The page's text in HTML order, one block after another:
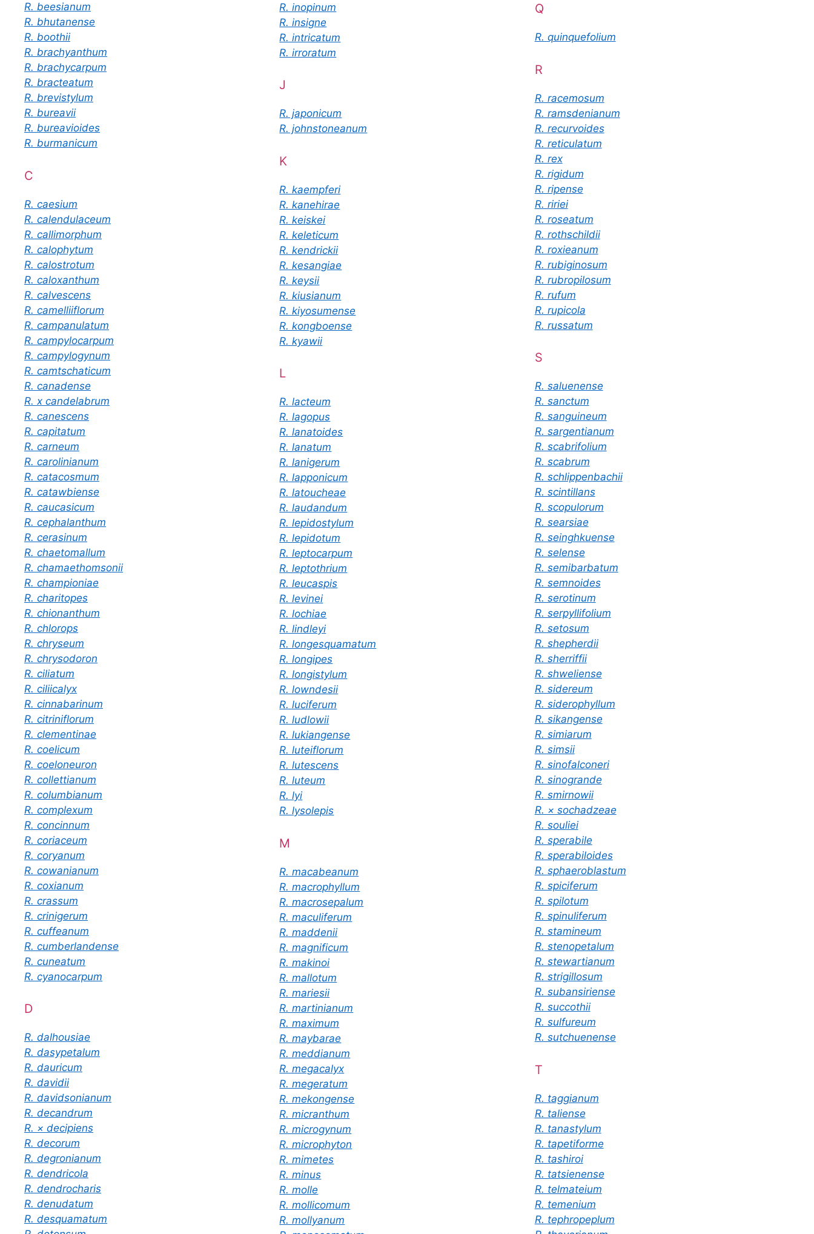
R. beesianum
R. bhutanense
R. boothii
R. brachyanthum
R. brachycarpum
R. bracteatum
R. brevistylum
R. bureavii
R. bureavioides
R. burmanicum
C
R. caesium
R. calendulaceum
R. callimorphum
R. calophytum
R. calostrotum
R. caloxanthum
R. calvescens
R. camelliiflorum
R. campanulatum
R. campylocarpum
R. campylogynum
R. camtschaticum
R. canadense
R. x candelabrum
R. canescens
R. capitatum
R. carneum
R. carolinianum
R. catacosmum
R. catawbiense
R. caucasicum
R. cephalanthum
R. cerasinum
R. chaetomallum
R. chamaethomsonii
R. championiae
R. charitopes
R. chionanthum
R. chlorops
R. chryseum
R. chrysodoron
R. ciliatum
R. ciliicalyx
R. cinnabarinum
R. citriniflorum
R. clementinae
R. coelicum
R. coeloneuron
R. collettianum
R. columbianum
R. complexum
R. concinnum
R. coriaceum
R. coryanum
R. cowanianum
R. coxianum
R. crassum
R. crinigerum
R. cuffeanum
R. cumberlandense
R. cuneatum
R. cyanocarpum
D
R. dalhousiae
R. dasypetalum
R. dauricum
R. davidii
R. davidsonianum
R. decandrum
R. × decipiens
R. decorum
R. degronianum
R. dendricola
R. dendrocharis
R. denudatum
R. desquamatum
R. inopinum
R. insigne
R. intricatum
R. irroratum
J
R. japonicum
R. johnstoneanum
K
R. kaempferi
R. kanehirae
R. keiskei
R. keleticum
R. kendrickii
R. kesangiae
R. keysii
R. kiusianum
R. kiyosumense
R. kongboense
R. kyawii
L
R. lacteum
R. lagopus
R. lanatoides
R. lanatum
R. lanigerum
R. lapponicum
R. latoucheae
R. laudandum
R. lepidostylum
R. lepidotum
R. leptocarpum
R. leptothrium
R. leucaspis
R. levinei
R. lochiae
R. lindleyi
R. longesquamatum
R. longipes
R. longistylum
R. lowndesii
R. luciferum
R. ludlowii
R. lukiangense
R. luteiflorum
R. lutescens
R. luteum
R. lyi
R. lysolepis
M
R. macabeanum
R. macrophyllum
R. macrosepalum
R. maculiferum
R. maddenii
R. magnificum
R. makinoi
R. mallotum
R. mariesii
R. martinianum
R. maximum
R. maybarae
R. meddianum
R. megacalyx
R. megeratum
R. mekongense
R. micranthum
R. microgynum
R. microphyton
R. mimetes
R. minus
R. molle
R. mollicomum
R. mollyanum
Q
R. quinquefolium
R
R. racemosum
R. ramsdenianum
R. recurvoides
R. reticulatum
R. rex
R. rigidum
R. ripense
R. ririei
R. roseatum
R. rothschildii
R. roxieanum
R. rubiginosum
R. rubropilosum
R. rufum
R. rupicola
R. russatum
S
R. saluenense
R. sanctum
R. sanguineum
R. sargentianum
R. scabrifolium
R. scabrum
R. schlippenbachii
R. scintillans
R. scopulorum
R. searsiae
R. seinghkuense
R. selense
R. semibarbatum
R. semnoides
R. serotinum
R. serpyllifolium
R. setosum
R. shepherdii
R. sherriffii
R. shweliense
R. sidereum
R. siderophyllum
R. sikangense
R. simiarum
R. simsii
R. sinofalconeri
R. sinogrande
R. smirnowii
R. × sochadzeae
R. souliei
R. sperabile
R. sperabiloides
R. sphaeroblastum
R. spiciferum
R. spilotum
R. spinuliferum
R. stamineum
R. stenopetalum
R. stewartianum
R. strigillosum
R. subansiriense
R. succothii
R. sulfureum
R. sutchuenense
T
R. taggianum
R. taliense
R. tanastylum
R. tapetiforme
R. tashiroi
R. tatsienense
R. telmateium
R. temenium
R. tephropeplum